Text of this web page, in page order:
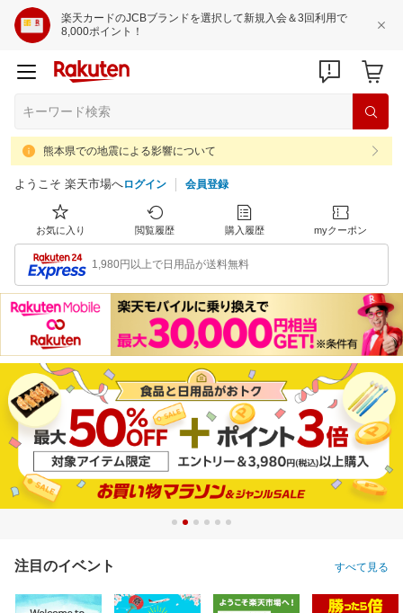
楽天カードのJCBブランドを選択して新規入会＆3回利用で
8,000ポイント！
熊本県での地震による影響について
ようこそ 楽天市場へログイン 会員登録
お気に入り 閲覧履歴 購入履歴 myクーポン
1,980円以上で日用品が送料無料
注目のイベント すべて見る